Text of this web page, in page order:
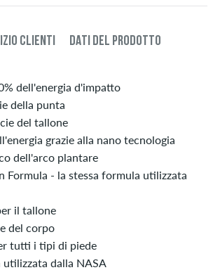
CLIENTI DATI DEL PRODOTTO
dell'energia d'impatto
della punta
del tallone
grazie alla nano tecnologia
dell'arco plantare
Formula - la stessa formula utilizzata
il tallone
del corpo
tutti i tipi di piede
utilizzata dalla NASA